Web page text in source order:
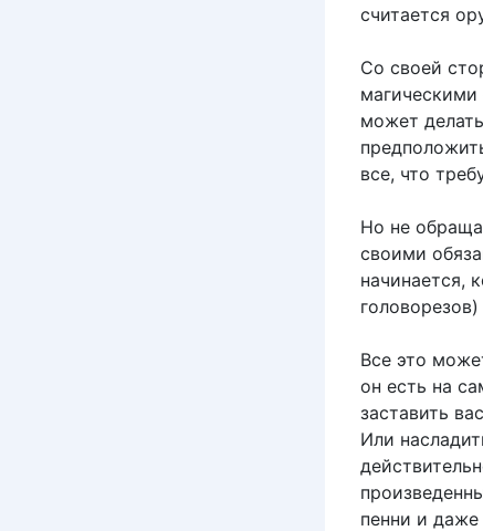
считается
Со своей
может
все, что
Но не
своими
начинается,
Все это
он есть на
заставить
Или
пенни и